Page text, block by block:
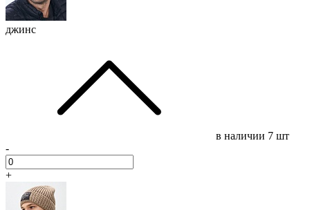
джинс
в наличии 7 шт
-
+